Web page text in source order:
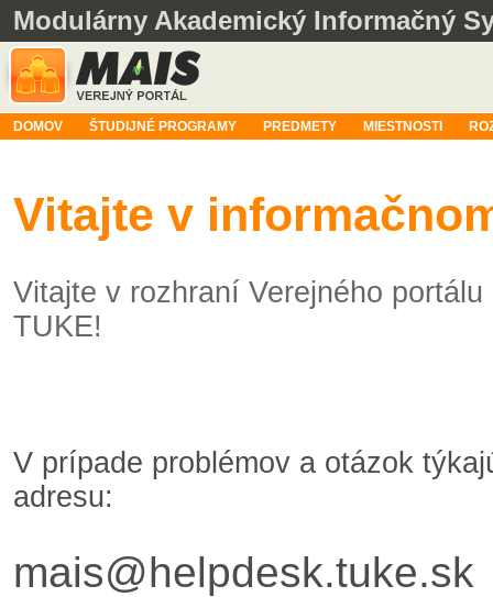
Modulárny Akademický Informačný
DOMOV ŠTUDIJNÉ PROGRAMY PREDMETY MIESTNOSTI
Vitajte v
Vitajte v rozhraní Verejného
TUKE!
V prípade problémov a otázok
adresu:
mais@helpdesk.tuke.sk